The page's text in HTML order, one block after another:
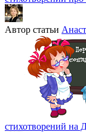
Автор статьи
стихотворений на